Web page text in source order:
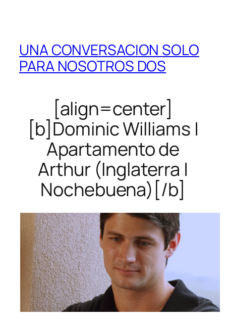
UNA CONVERSACION SOLO
PARA NOSOTROS DOS
[align=center]
[b]Dominic Williams |
Apartamento de
Arthur (Inglaterra |
Nochebuena)[/b]